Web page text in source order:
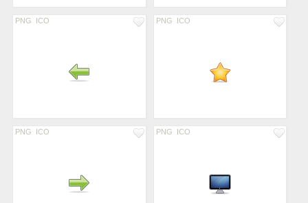
PNG ICO PNG ICO
PNG ICO PNG ICO